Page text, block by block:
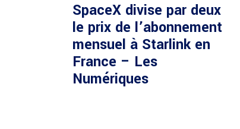
SpaceX divise par deux
le prix de l’abonnement
mensuel à Starlink en
France – Les
Numériques